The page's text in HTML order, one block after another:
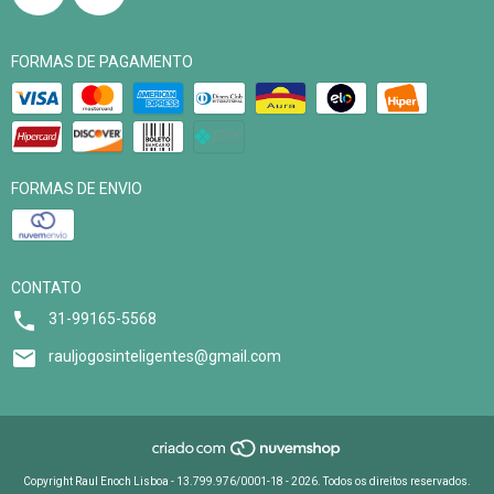
FORMAS DE PAGAMENTO
FORMAS DE ENVIO
CONTATO
31-99165-5568
rauljogosinteligentes@gmail.com
Copyright Raul Enoch Lisboa - 13.799.976/0001-18 - 2026. Todos os direitos reservados.